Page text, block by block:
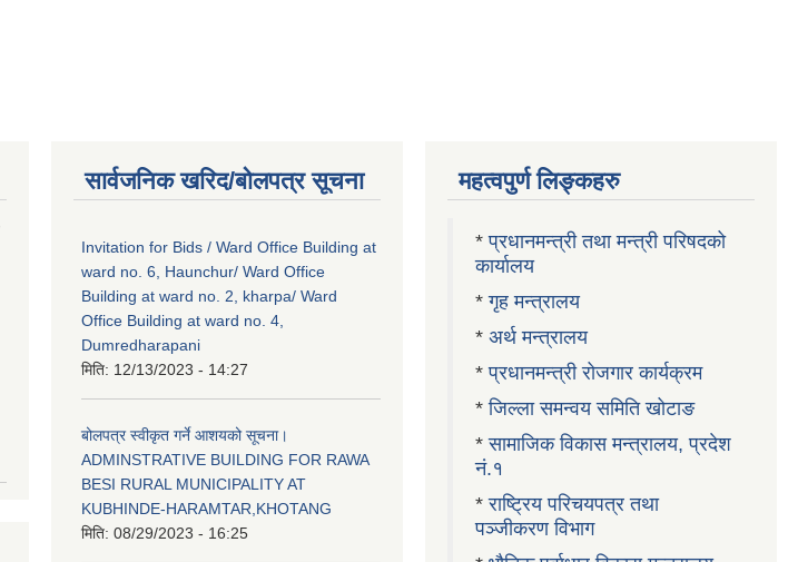
सार्वजनिक खरिद/बोलपत्र सूचना
Invitation for Bids / Ward Office Building at
ward no. 6, Haunchur/ Ward Office
Building at ward no. 2, kharpa/ Ward
Office Building at ward no. 4,
Dumredharapani
मिति: 12/13/2023 - 14:27
बोलपत्र स्वीकृत गर्ने आशयको सूचना।
ADMINSTRATIVE BUILDING FOR RAWA
BESI RURAL MUNICIPALITY AT
KUBHINDE-HARAMTAR,KHOTANG
मिति: 08/29/2023 - 16:25
महत्वपुर्ण लिङ्कहरु
*प्रधानमन्त्री तथा मन्त्री परिषदको
कार्यालय
*गृह मन्त्रालय
* अर्थ मन्त्रालय
*प्रधानमन्त्री रोजगार कार्यक्रम
*जिल्ला समन्वय समिति खोटाङ
*सामाजिक विकास मन्त्रालय, प्रदेश
नं.१
*राष्ट्रिय परिचयपत्र तथा
पञ्जीकरण विभाग